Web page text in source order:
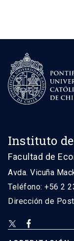
Instituto
Facultad de
Avda. Vicuña
Teléfono: +56 2
Dirección de